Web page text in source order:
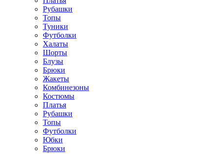
Рубашки
Топы
Туники
Футболки
Халаты
Шорты
Блузы
Брюки
Жакеты
Комбинезоны
Костюмы
Платья
Рубашки
Топы
Футболки
Юбки
Брюки